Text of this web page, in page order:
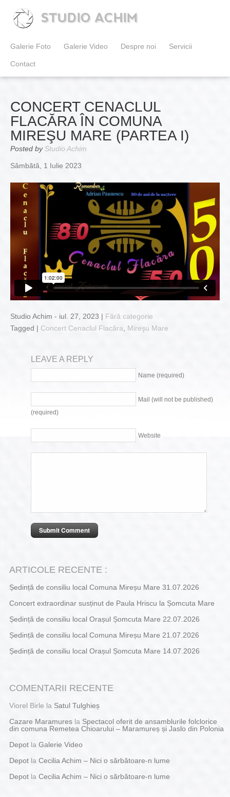
STUDIO ACHIM
Galerie Foto Galerie Video Despre noi Servicii
Contact
CONCERT CENACLUL
FLACĂRA ÎN COMUNA
MIREŞU MARE (PARTEA I)
Posted by Studio Achim
Sâmbătă, 1 Iulie 2023
Studio Achim - iul. 27, 2023 | Fără categorie
Tagged | Concert Cenaclul Flacăra Mireşu Mare
LEAVE A REPLY
Name (required)
Mail (will not be published)
(required)
Website
ARTICOLE RECENTE :
Ședință de consiliu local Comuna Mireșu Mare 31.07.2026
Concert extraordinar susținut de Paula Hriscu la Șomcuta Mare
Ședință de consiliu local Orașul Șomcuta Mare 22.07.2026
Ședință de consiliu local Comuna Mireșu Mare 21.07.2026
Ședință de consiliu local Orașul Șomcuta Mare 14.07.2026
COMENTARII RECENTE
Viorel Birle la Satul Tulghieș
Cazare Maramuresla Spectacol oferit de ansamblurile folclorice
din comuna Remetea Chioarului – Maramureș și Jaslo din Polonia
Depotla Galerie Video
Depotla Cecilia Achim – Nici o sărbătoare-n lume
Depotla Cecilia Achim – Nici o sărbătoare-n lume